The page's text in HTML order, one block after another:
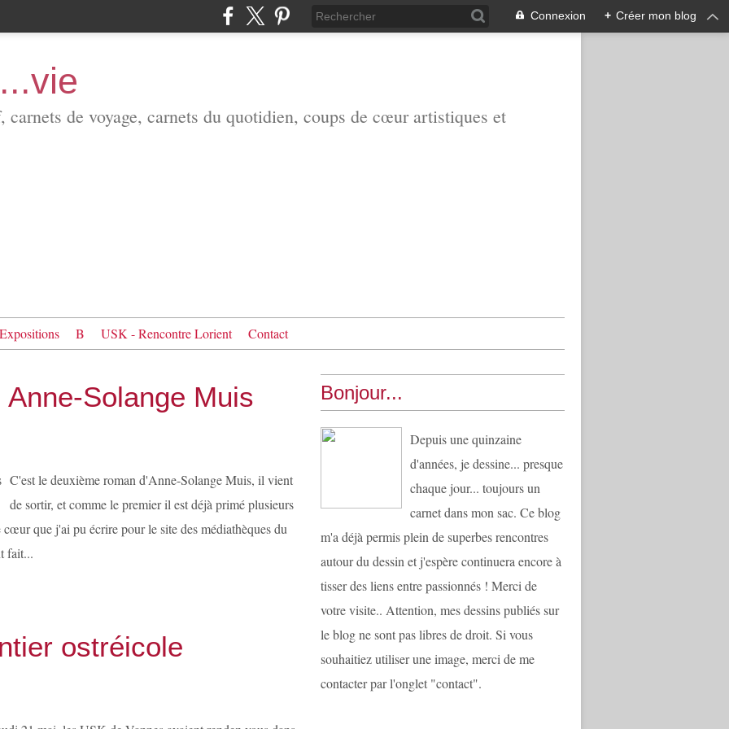
Connexion + Créer mon blog
de voyage, carnets du quotidien, coups de cœur artistiques et
Expositions B USK - Rencontre Lorient Contact
Solange Muis
C'est le deuxième roman d'Anne-Solange Muis, il vient
de sortir, et comme le premier il est déjà primé plusieurs
que j'ai pu écrire pour le site des médiathèques du
fait...
ostréicole
Bonjour...
Depuis une quinzaine
d'années, je dessine... presque
chaque jour... toujours un
carnet dans mon sac. Ce blog
m'a déjà permis plein de superbes rencontres
autour du dessin et j'espère continuera encore à
tisser des liens entre passionnés ! Merci de
votre visite.. Attention, mes dessins publiés sur
le blog ne sont pas libres de droit. Si vous
souhaitiez utiliser une image, merci de me
contacter par l'onglet "contact".